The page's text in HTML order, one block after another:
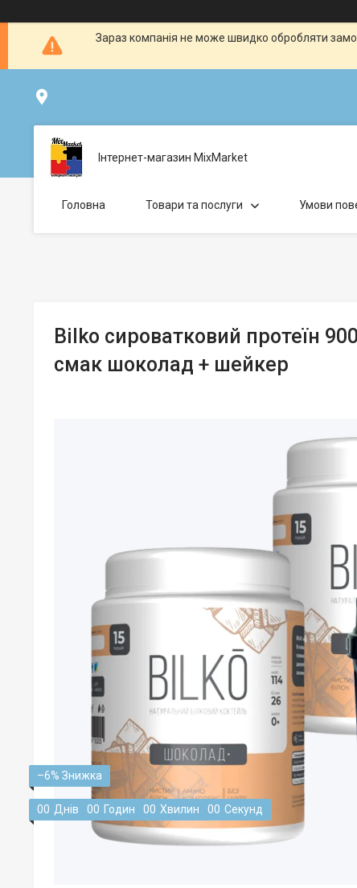
Зараз компанія не може швидко обробляти
Інтернет-магазин MixMarket
Головна Товари та послуги Умови
Bilko сироватковий протеїн
смак шоколад + шейкер
–6%
00 Днів 00 Годин 00 Хвилин 00 Секунд